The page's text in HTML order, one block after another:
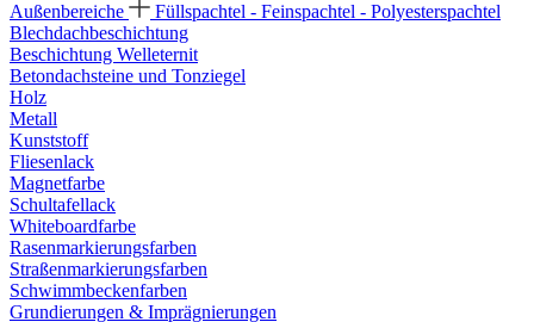
Außenbereiche
Füllspachtel - Feinspachtel - Polyesterspachtel
Blechdachbeschichtung
Beschichtung Welleternit
Betondachsteine und Tonziegel
Holz
Metall
Kunststoff
Fliesenlack
Magnetfarbe
Schultafellack
Whiteboardfarbe
Rasenmarkierungsfarben
Straßenmarkierungsfarben
Schwimmbeckenfarben
Grundierungen & Imprägnierungen